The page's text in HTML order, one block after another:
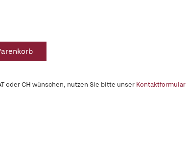
oder CH wünschen, nutzen Sie bitte unser Kontaktformular